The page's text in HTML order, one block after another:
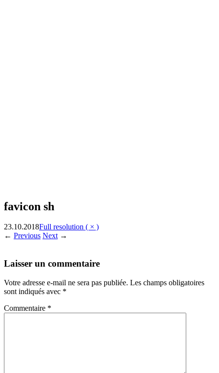
favicon sh
23.10.2018Full resolution ( × )
← Previous Next →
Laisser un commentaire
Votre adresse e-mail ne sera pas publiée. Les champs obligatoires
sont indiqués avec *
Commentaire *